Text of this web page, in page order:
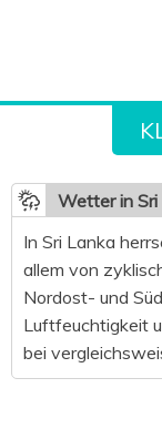
Wetter in Sri
In Sri Lanka
allem von
Nordost- und
Luftfeuchtigkeit
bei